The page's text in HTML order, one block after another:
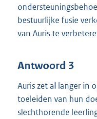
bestuurlijke fusie
van Auris te
Antwoord 3
Auris zet al langer in
toeleiden van hun
slechthorende